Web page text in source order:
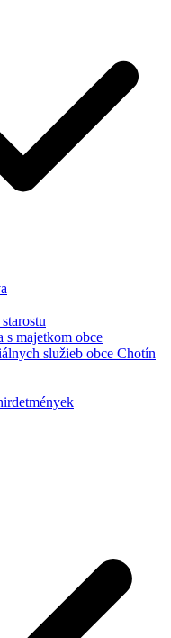
s majetkom obce
služieb obce Chotín